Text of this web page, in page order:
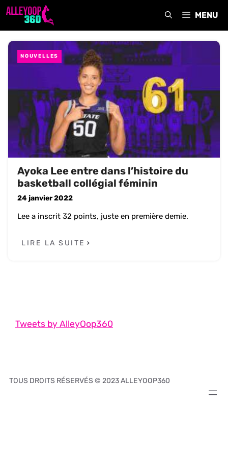
Aller
MENU
NOUVELLES
Ayoka Lee entre dans l’histoire du
basketball collégial féminin
24 janvier 2022
Lee a inscrit 32 points, juste en première demie.
LIRE LA SUITE
Tweets by AlleyOop360
TOUS DROITS RÉSERVÉS © 2023 ALLEYOOP360